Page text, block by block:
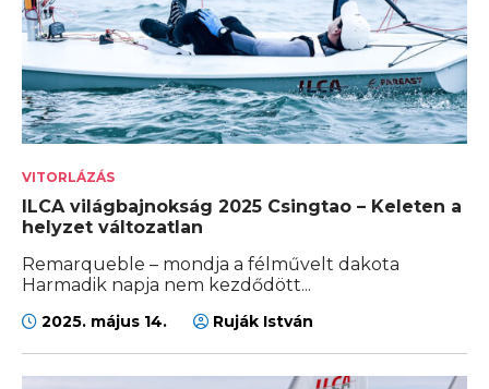
VITORLÁZÁS
ILCA világbajnokság 2025 Csingtao – Keleten a
helyzet változatlan
Remarqueble – mondja a félművelt dakota
Harmadik napja nem kezdődött...
2025. május 14. Ruják István